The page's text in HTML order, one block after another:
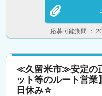
応募可能期間 ：
≪久留米市≫安定の
ット等のルート営
日休み☆